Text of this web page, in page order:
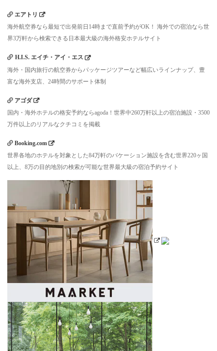
エアトリ
海外航空券なら最短で出発前日14時まで直前予約がOK！ 海外での宿泊なら世
界3万軒から検索できる日本最大級の海外格安ホテルサイト
H.I.S. エイチ・アイ・エス
海外・国内旅行の航空券からパッケージツアーなど幅広いラインナップ、豊
富な海外支店、24時間のサポート体制
アゴダ
国内・海外ホテルの格安予約ならagoda！世界中260万軒以上の宿泊施設・3500
万件以上のリアルなクチコミを掲載
Booking.com
世界各地のホテルを対象とした84万軒のバケーション施設を含む世界220ヶ国
以上、8万の目的地別の検索が可能な世界最大級の宿泊予約サイト